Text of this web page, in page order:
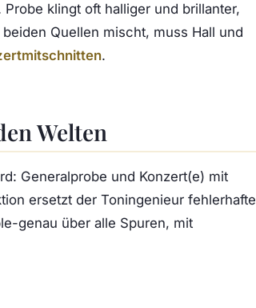
klingt oft halliger und brillanter,
Quellen mischt, muss Hall und
.
Welten
Generalprobe und Konzert(e) mit
ersetzt der Toningenieur fehlerhafte
genau über alle Spuren, mit